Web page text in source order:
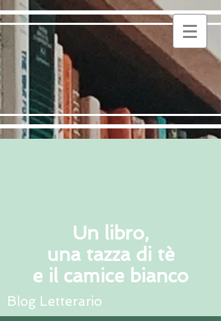
Un libro,
una tazza di tè
e il camice bianco
Blog Letterario